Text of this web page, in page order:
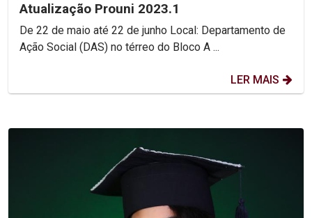
Atualização Prouni 2023.1
De 22 de maio até 22 de junho Local: Departamento de
Ação Social (DAS) no térreo do Bloco A ...
LER MAIS